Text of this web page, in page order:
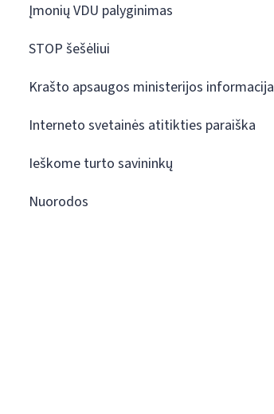
Įmonių VDU palyginimas
STOP šešėliui
Krašto apsaugos ministerijos informacija
Interneto svetainės atitikties paraiška
Ieškome turto savininkų
Nuorodos